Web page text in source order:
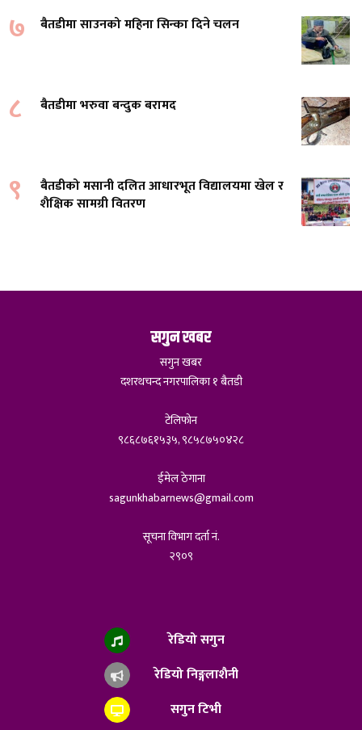
७ बैतडीमा साउनको महिना सिन्का दिने चलन
८ बैतडीमा भरुवा बन्दुक बरामद
९
बैतडीको मसानी दलित आधारभूत विद्यालयमा खेल र
शैक्षिक सामग्री वितरण
सगुन खबर
सगुन खबर
दशरथचन्द नगरपालिका १ बैतडी
टेलिफोन
९८६८७६१५३५, ९८५८७५०४२८
ईमेल ठेगाना
sagunkhabarnews@gmail.com
सूचना विभाग दर्ता नं.
२९०९
रेडियो सगुन
रेडियो निङ्गलाशैनी
सगुन टिभी